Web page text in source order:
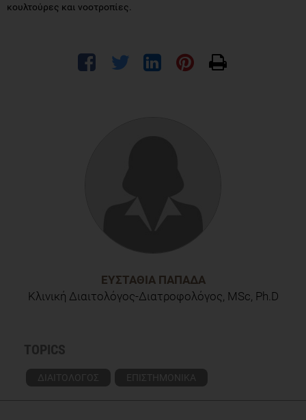
κουλτούρες και νοοτροπίες.
ΕΥΣΤΑΘΊΑ ΠΑΠΑΔΆ
Κλινική Διαιτολόγος-Διατροφολόγος, MSc, Ph.D
TOPICS
ΔΙΑΙΤΟΛΟΓΟΣ ΕΠΙΣΤΗΜΟΝΙΚΑ